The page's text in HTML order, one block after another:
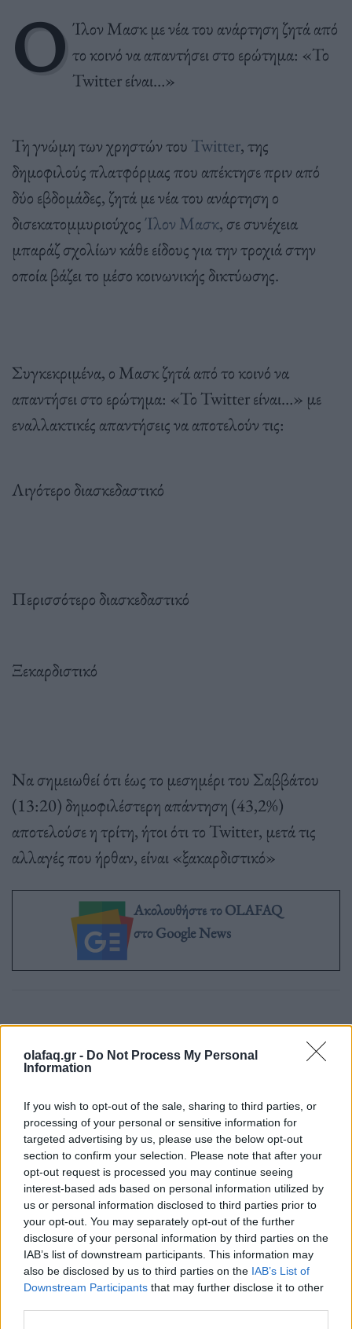
olafaq.gr - Do Not Process My Personal
Information
If you wish to opt-out of the sale, sharing to third parties, or
processing of your personal or sensitive information for
targeted advertising by us, please use the below opt-out
section to confirm your selection. Please note that after your
opt-out request is processed you may continue seeing
interest-based ads based on personal information utilized by
us or personal information disclosed to third parties prior to
your opt-out. You may separately opt-out of the further
disclosure of your personal information by third parties on the
IAB’s list of downstream participants. This information may
also be disclosed by us to third parties on the IAB’s List of
Downstream Participants that may further disclose it to other
Ο Ίλον Μασκ με νέα του ανάρτηση ζητά από
το κοινό να απαντήσει στο ερώτημα: «Το
Twitter είναι…»
Τη γνώμη των χρηστών του Twitter, της
δημοφιλούς πλατφόρμας που απέκτησε πριν από
δύο εβδομάδες, ζητά με νέα του ανάρτηση ο
δισεκατομμυριούχοςΊλον Μασκ, σε συνέχεια
μπαράζ σχολίων κάθε είδους για την τροχιά στην
οποία βάζει το μέσο κοινωνικής δικτύωσης.
Συγκεκριμένα, ο Μασκ ζητά από το κοινό να
απαντήσει στο ερώτημα: «Το Twitter είναι…» με
εναλλακτικές απαντήσεις να αποτελούν τις:
Λιγότερο διασκεδαστικό
Περισσότερο διασκεδαστικό
Ξεκαρδιστικό
Να σημειωθεί ότι έως το μεσημέρι του Σαββάτου
(13:20) δημοφιλέστερη απάντηση (43,2%)
αποτελούσε η τρίτη, ήτοι ότι το Twitter, μετά τις
αλλαγές που ήρθαν, είναι «ξακαρδιστικό»
Ακολουθήστε το OLAFAQ
στο Google News
Ετικέτες :twitter,Ίλον Μασκ.
Δείτε επίσης